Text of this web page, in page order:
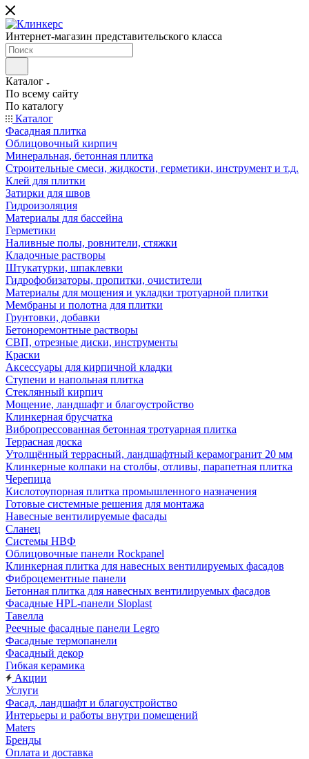
Интернет-магазин представительского класса
Каталог
По всему сайту
По каталогу
Каталог
Фасадная плитка
Облицовочный кирпич
Минеральная, бетонная плитка
Строительные смеси, жидкости, герметики, инструмент и т.д.
Клей для плитки
Затирки для швов
Гидроизоляция
Материалы для бассейна
Герметики
Наливные полы, ровнители, стяжки
Кладочные растворы
Штукатурки, шпаклевки
Гидрофобизаторы, пропитки, очистители
Материалы для мощения и укладки тротуарной плитки
Мембраны и полотна для плитки
Грунтовки, добавки
Бетоноремонтные растворы
СВП, отрезные диски, инструменты
Краски
Аксессуары для кирпичной кладки
Ступени и напольная плитка
Cтеклянный кирпич
Мощение, ландшафт и благоустройство
Клинкерная брусчатка
Вибропрессованная бетонная тротуарная плитка
Террасная доска
Утолщённый террасный, ландшафтный керамогранит 20 мм
Клинкерные колпаки на столбы, отливы, парапетная плитка
Черепица
Кислотоупорная плитка промышленного назначения
Готовые системные решения для монтажа
Навесные вентилируемые фасады
Сланец
Системы НВФ
Облицовочные панели Rockpanel
Клинкерная плитка для навесных вентилируемых фасадов
Фиброцементные панели
Бетонная плитка для навесных вентилируемых фасадов
Фасадные HPL-панели Sloplast
Тавелла
Реечные фасадные панели Legro
Фасадные термопанели
Фасадный декор
Гибкая керамика
Акции
Услуги
Фасад, ландшафт и благоустройство
Интерьеры и работы внутри помещений
Maters
Бренды
Оплата и доставка